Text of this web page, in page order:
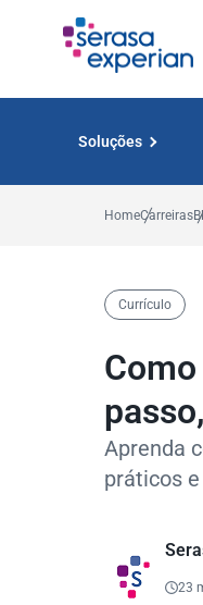
Soluções
HomeCarreiras
Currículo
Aprenda
práticos
23